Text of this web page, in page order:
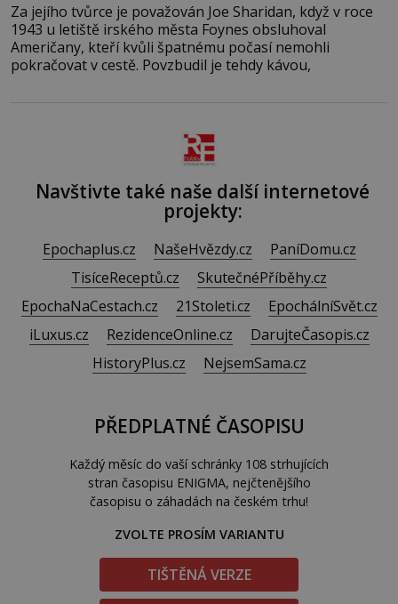
Za jejího tvůrce je považován Joe Sharidan, když v roce
1943 u letiště irského města Foynes obsluhoval
Američany, kteří kvůli špatnému počasí nemohli
pokračovat v cestě. Povzbudil je tehdy kávou,
Navštivte také naše další internetové
projekty:
Epochaplus.cz NašeHvězdy.cz
PaníDomu.cz
TisíceReceptů.cz
SkutečnéPříběhy.cz
EpochaNaCestach.cz
21Stoleti.cz
EpochálníSvět.cz
iLuxus.cz
RezidenceOnline.cz
DarujteČasopis.cz
HistoryPlus.cz
NejsemSama.cz
PŘEDPLATNÉ ČASOPISU
Každý měsíc do vaší schránky 108 strhujících
stran časopisu ENIGMA, nejčtenějšího
časopisu o záhadách na českém trhu!
ZVOLTE PROSÍM VARIANTU
TIŠTĚNÁ VERZE